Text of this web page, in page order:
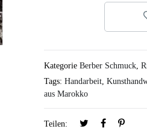
Kategorie Berber Schmuck,
Tags: Handarbeit,
aus Marokko
Teilen: